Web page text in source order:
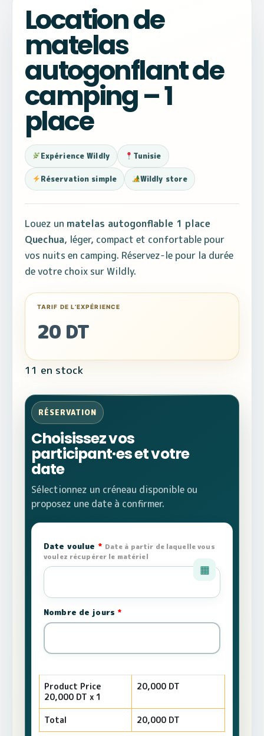
Location de
matelas
autogonflant de
camping – 1
place
Expérience Wildly Tunisie
Réservation simple Wildly store
Louez un matelas autogonflable 1 place
Quechua, léger, compact et confortable pour
vos nuits en camping. Réservez-le pour la durée
de votre choix sur Wildly.
20 DT
11 en stock
RÉSERVATION
Choisissez vos
participant·es et votre
date
Sélectionnez un créneau disponible ou
proposez une date à confirmer.
Date voulue * Date à partir de laquelle vous
voulez récupérer le matériel
▦
Nombre de jours *
Product Price
20,000 DT x 1
20,000 DT
Total 20,000 DT